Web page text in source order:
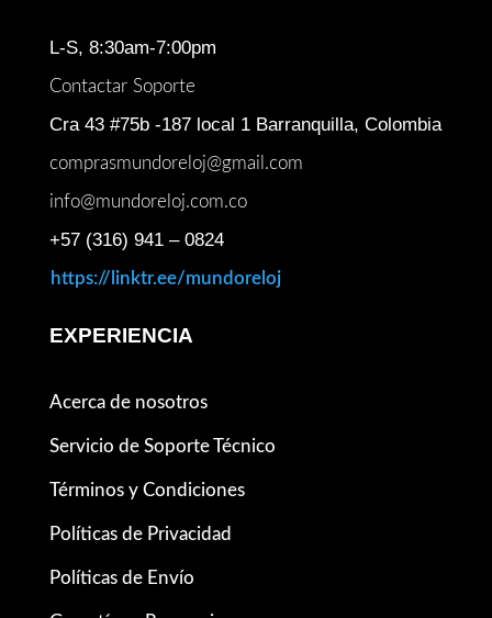
L-S, 8:30am-7:00pm
Contactar Soporte
Cra 43 #75b -187 local 1 Barranquilla, Colombia
comprasmundoreloj@gmail.com
info@mundoreloj.com.co
+57 (316) 941 – 0824
https://linktr.ee/mundoreloj
EXPERIENCIA
Acerca de nosotros
Servicio de Soporte Técnico
Términos y Condiciones
Políticas de Privacidad
Políticas de Envío